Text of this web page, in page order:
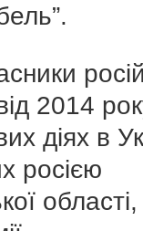
2014
діях в
росією